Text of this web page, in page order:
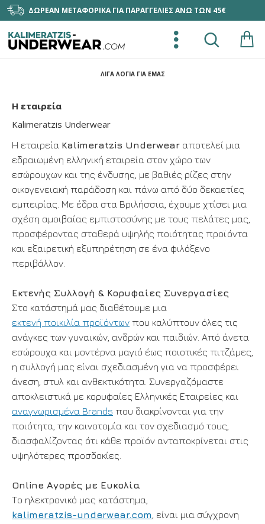
ΔΩΡΕΑΝ ΜΕΤΑΦΟΡΙΚΑ ΓΙΑ ΠΑΡΑΓΓΕΛΙΕΣ ΑΝΩ ΤΩΝ 45€
ΛΊΓΑ ΛΌΓΙΑ ΓΙΑ ΕΜΆΣ
Η εταιρεία
Kalimeratzis Underwear
Η εταιρεία Kalimeratzis Underwear αποτελεί μια
εδραιωμένη ελληνική εταιρεία στον χώρο των
εσώρουχων και της ένδυσης, με βαθιές ρίζες στην
οικογενειακή παράδοση και πάνω από δύο δεκαετίες
εμπειρίας. Με έδρα στα Βριλήσσια, έχουμε χτίσει μια
σχέση αμοιβαίας εμπιστοσύνης με τους πελάτες μας,
προσφέροντας σταθερά υψηλής ποιότητας προϊόντα
και εξαιρετική εξυπηρέτηση σε ένα φιλόξενο
περιβάλλον.
Εκτενής Συλλογή & Κορυφαίες Συνεργασίες
Στο κατάστημά μας διαθέτουμε μια
εκτενή ποικιλία προϊόντων που καλύπτουν όλες τις
ανάγκες των γυναικών, ανδρών και παιδιών. Από άνετα
εσώρουχα και μοντέρνα μαγιό έως ποιοτικές πιτζάμες,
η συλλογή μας είναι σχεδιασμένη για να προσφέρει
άνεση, στυλ και ανθεκτικότητα. Συνεργαζόμαστε
αποκλειστικά με κορυφαίες Ελληνικές Εταιρείες και
αναγνωρισμένα Brands που διακρίνονται για την
ποιότητα, την καινοτομία και τον σχεδιασμό τους,
διασφαλίζοντας ότι κάθε προϊόν ανταποκρίνεται στις
υψηλότερες προσδοκίες.
Online Αγορές με Ευκολία
Το ηλεκτρονικό μας κατάστημα,
kalimeratzis-underwear.com , είναι μια σύγχρονη